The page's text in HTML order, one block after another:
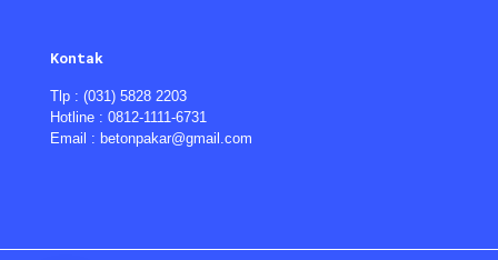
Kontak
Tlp : (031) 5828 2203
Hotline : 0812-1111-6731
Email : betonpakar@gmail.com